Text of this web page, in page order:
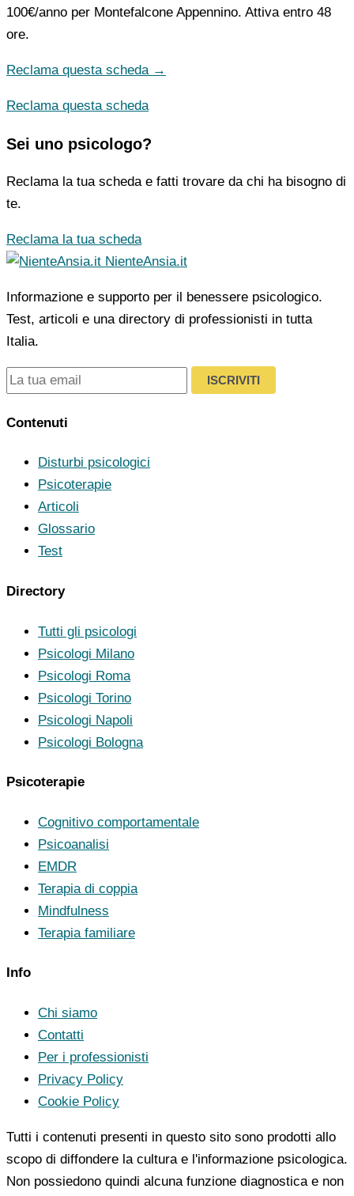
100€/anno per Montefalcone Appennino. Attiva entro 48
ore.
Reclama questa scheda →
Reclama questa scheda
Sei uno psicologo?
Reclama la tua scheda e fatti trovare da chi ha bisogno di
te.
Reclama la tua scheda
NienteAnsia.it
Informazione e supporto per il benessere psicologico.
Test, articoli e una directory di professionisti in tutta
Italia.
ISCRIVITI
Contenuti
Disturbi psicologici
Psicoterapie
Articoli
Glossario
Test
Directory
Tutti gli psicologi
Psicologi Milano
Psicologi Roma
Psicologi Torino
Psicologi Napoli
Psicologi Bologna
Psicoterapie
Cognitivo comportamentale
Psicoanalisi
EMDR
Terapia di coppia
Mindfulness
Terapia familiare
Info
Chi siamo
Contatti
Per i professionisti
Privacy Policy
Cookie Policy
Tutti i contenuti presenti in questo sito sono prodotti allo
scopo di diffondere la cultura e l'informazione psicologica.
Non possiedono quindi alcuna funzione diagnostica e non